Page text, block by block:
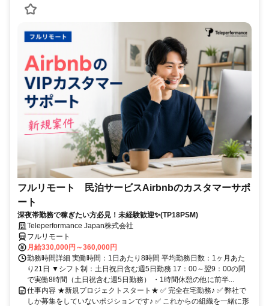
フルリモート 民泊サービスAirbnbのカスタマーサポ
ート
深夜帯勤務で稼ぎたい方必見！未経験歓迎✨(TP18PSM)
Teleperformance Japan株式会社
フルリモート
月給330,000円～360,000円
勤務時間詳細 実働時間：1日あたり8時間 平均勤務日数：1ヶ月あた
り21日 ▼シフト制：土日祝日含む週5日勤務 17：00～翌9：00の間
で実働8時間（土日祝含む週5日勤務） ・1時間休憩の他に前半...
仕事内容 ★新規プロジェクトスタート★ ✅ 完全在宅勤務♪ ✅ 弊社で
しか募集をしていないポジションです♪ ✅ これからの組織を一緒に形